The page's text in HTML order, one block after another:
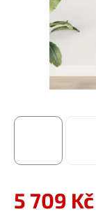
5 709 Kč